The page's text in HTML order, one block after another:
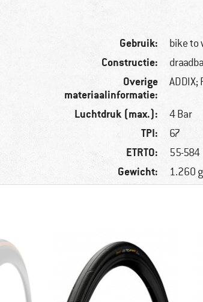
Gebruik: bike to
Constructie:
Overige
materiaalinformatie:
Luchtdruk (max.): 4 Bar
TPI: 67
ETRTO: 55-584
Gewicht: 1.260 g